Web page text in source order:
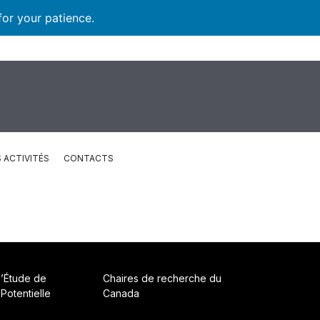
your patience.
ACTIVITÉS CONTACTS
de
Chaires de recherche du
Canada